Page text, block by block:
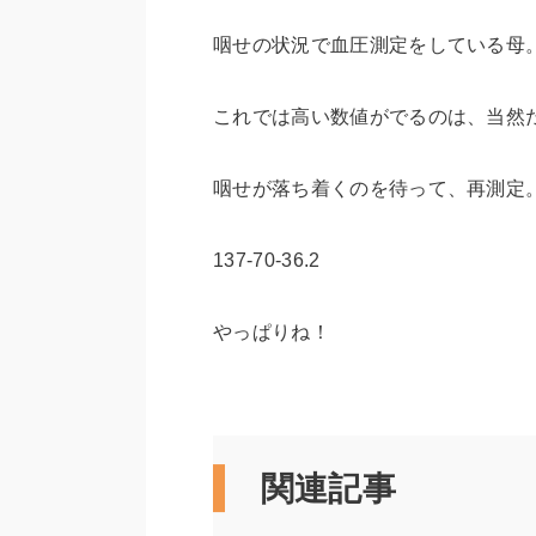
咽せの状況で血圧測定をしている母。
これでは高い数値がでるのは、当然
咽せが落ち着くのを待って、再測定。
137-70-36.2
やっぱりね！
関連記事